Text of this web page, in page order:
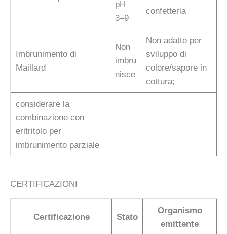
pH
3–9
confetteria
Imbrunimento di
Maillard
Non
imbru
nisce
Non adatto per
sviluppo di
colore/sapore in
cottura;
considerare la
combinazione con
eritritolo per
imbrunimento parziale
CERTIFICAZIONI
Certificazione Stato
Organismo
emittente